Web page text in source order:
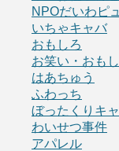
NPOだいわピ
いちゃキャバ
おもしろ
お笑い・おも
はあちゅう
ふわっち
ぼったくりキ
わいせつ事件
アパレル